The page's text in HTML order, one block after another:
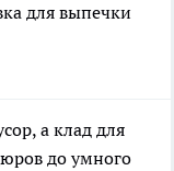
для выпечки
а клад для
до умного